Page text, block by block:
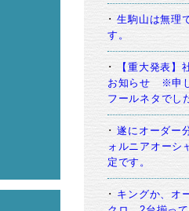
生駒山は無理
す。
【重大発表】
お知らせ ※申
フールネタでし
遂にオーダー
ォルニアオーシ
定です。
キングか、オ